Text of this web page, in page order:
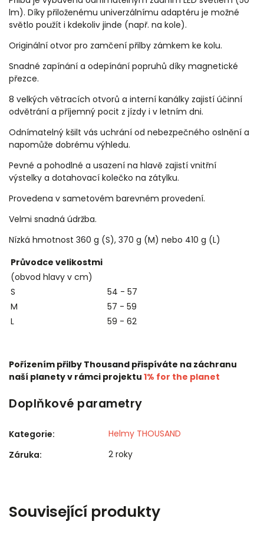
lm). Díky přiloženému univerzálnímu adaptéru je možné
světlo použít i kdekoliv jinde (např. na kole).
Originální otvor pro zamčení přilby zámkem ke kolu.
Snadné zapínání a odepínání popruhů díky magnetické
přezce.
8 velkých větracích otvorů a interní kanálky zajistí účinní
odvětrání a příjemný pocit z jízdy i v letním dni.
Odnímatelný kšilt vás uchrání od nebezpečného oslnění a
napomůže dobrému výhledu.
Pevné a pohodlné a usazení na hlavě zajistí vnitřní
výstelky a dotahovací kolečko na zátylku.
Provedena v sametovém barevném provedení.
Velmi snadná údržba.
Nízká hmotnost 360 g (S), 370 g (M) nebo 410 g (L)
Průvodce velikostmi
(obvod hlavy v cm)
S
54 - 57
M
57 - 59
L
59 - 62
Pořízením přilby Thousand přispíváte na záchranu
naší planety v rámci projektu 1% for the planet
Doplňkové parametry
Kategorie:
Helmy THOUSAND
Záruka: 2 roky
Související produkty